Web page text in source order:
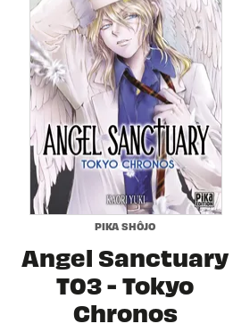
PIKA SHÔJO
Angel Sanctuary
T03 - Tokyo
Chronos